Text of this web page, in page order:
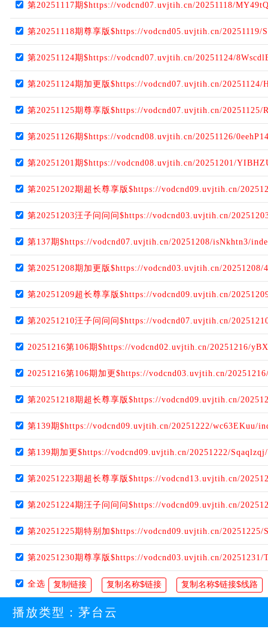
第20251117期$https://vodcnd07.uvjtih.cn/20251118/
第20251118期尊享版$https://vodcnd05.uvjtih.cn/20251119/
第20251124期$https://vodcnd07.uvjtih.cn/20251124/
第20251124期加更版$https://vodcnd07.uvjtih.cn/20251124/
第20251125期尊享版$https://vodcnd07.uvjtih.cn/20251125/
第20251126期$https://vodcnd08.uvjtih.cn/20251126/
第20251201期$https://vodcnd08.uvjtih.cn/20251201/
第20251202期超长尊享版$https://vodcnd09.uvjtih.cn/
第20251203汪子问问问$https://vodcnd03.uvjtih.cn/
第137期$https://vodcnd07.uvjtih.cn/20251208/isNkhtn3/
第20251208期加更版$https://vodcnd03.uvjtih.cn/20251208/
第20251209超长尊享版$https://vodcnd09.uvjtih.cn/
第20251210汪子问问问$https://vodcnd07.uvjtih.cn/
20251216第106期$https://vodcnd02.uvjtih.cn/20251216/
20251216第106期加更$https://vodcnd03.uvjtih.cn/
第20251218期超长尊享版$https://vodcnd09.uvjtih.cn/
第139期$https://vodcnd09.uvjtih.cn/20251222/wc63EKuu/
第139期加更$https://vodcnd09.uvjtih.cn/20251222/
第20251223期超长尊享版$https://vodcnd13.uvjtih.cn/
第20251224期汪子问问问$https://vodcnd09.uvjtih.cn/
第20251225期特别加$https://vodcnd09.uvjtih.cn/20251225/
第20251230期尊享版$https://vodcnd03.uvjtih.cn/
全选
播放类型： 茅台云